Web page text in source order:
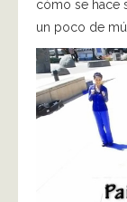
cómo se hace
un poco de